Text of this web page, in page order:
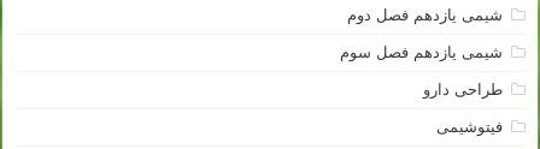
شیمی یازدهم فصل دوم
شیمی یازدهم فصل سوم
طراحی دارو
فیتوشیمی